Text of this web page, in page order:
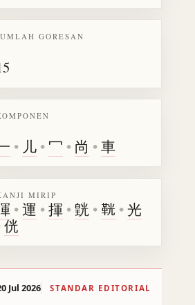
GORESAN
• 儿 • 冖 • 尚 •車
MIRIP
•運 •揮 •皝 • 𩊠 •光
侊
Jul 2026 STANDAR EDITORIAL